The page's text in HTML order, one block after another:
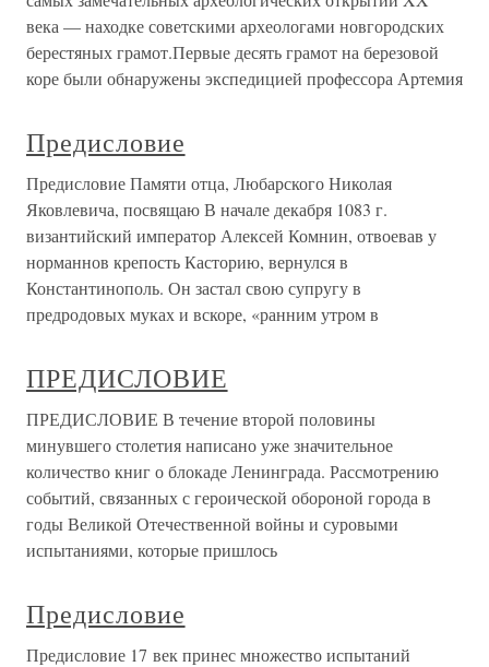
века — находке советскими археологами новгородских
берестяных грамот.Первые десять грамот на березовой
коре были обнаружены экспедицией профессора Артемия
Предисловие
Предисловие Памяти отца, Любарского Николая
Яковлевича, посвящаю В начале декабря 1083 г.
византийский император Алексей Комнин, отвоевав у
норманнов крепость Касторию, вернулся в
Константинополь. Он застал свою супругу в
предродовых муках и вскоре, «ранним утром в
ПРЕДИСЛОВИЕ
ПРЕДИСЛОВИЕ В течение второй половины
минувшего столетия написано уже значительное
количество книг о блокаде Ленинграда. Рассмотрению
событий, связанных с героической обороной города в
годы Великой Отечественной войны и суровыми
испытаниями, которые пришлось
Предисловие
Предисловие 17 век принес множество испытаний